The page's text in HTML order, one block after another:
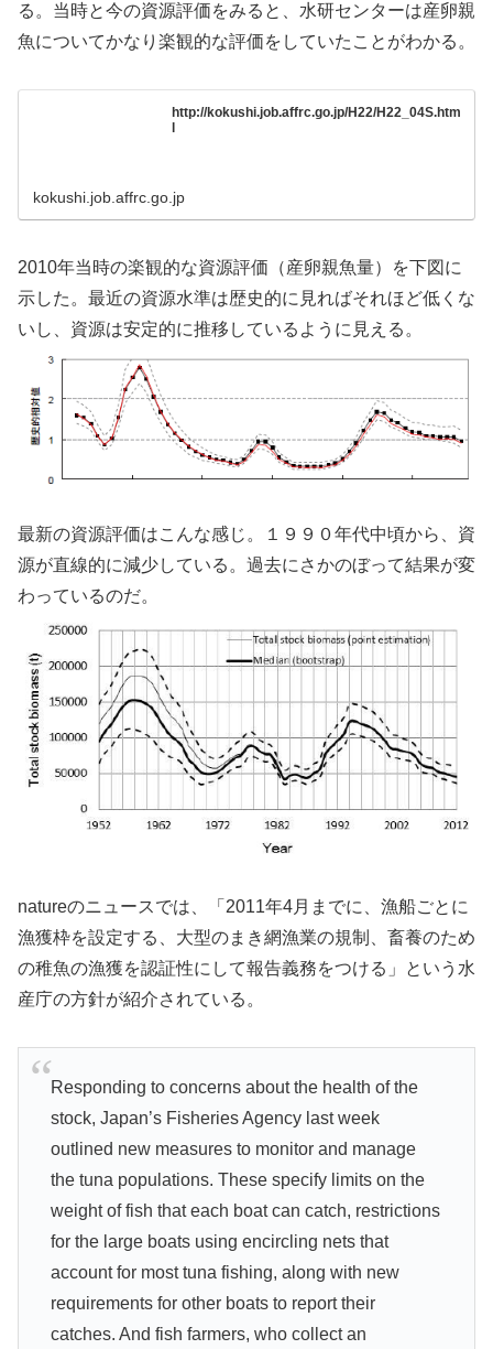
る。当時と今の資源評価をみると、水研センターは産卵親
魚についてかなり楽観的な評価をしていたことがわかる。
http://kokushi.job.affrc.go.jp/H22/H22_04S.htm
l
kokushi.job.affrc.go.jp
2010年当時の楽観的な資源評価（産卵親魚量）を下図に
示した。最近の資源水準は歴史的に見ればそれほど低くな
いし、資源は安定的に推移しているように見える。
最新の資源評価はこんな感じ。１９９０年代中頃から、資
源が直線的に減少している。過去にさかのぼって結果が変
わっているのだ。
natureのニュースでは、「2011年4月までに、漁船ごとに
漁獲枠を設定する、大型のまき網漁業の規制、畜養のため
の稚魚の漁獲を認証性にして報告義務をつける」という水
産庁の方針が紹介されている。
Responding to concerns about the health of the
stock, Japan’s Fisheries Agency last week
outlined new measures to monitor and manage
the tuna populations. These specify limits on the
weight of fish that each boat can catch, restrictions
for the large boats using encircling nets that
account for most tuna fishing, along with new
requirements for other boats to report their
catches. And fish farmers, who collect an